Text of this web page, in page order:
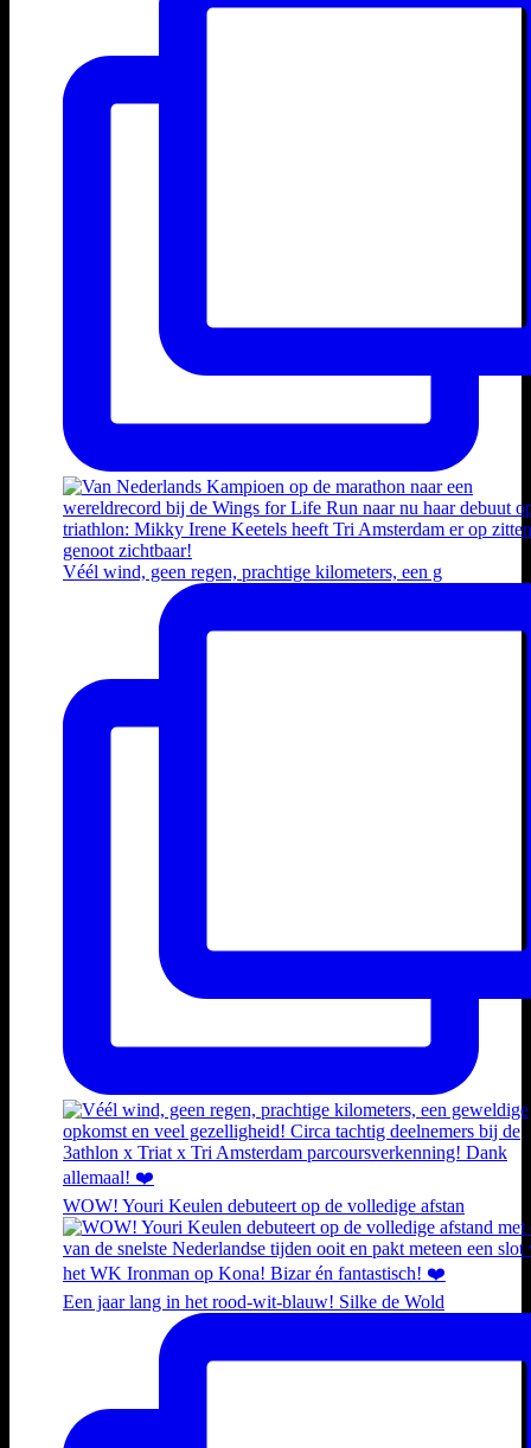
Véél wind, geen regen, prachtige kilometers, een g
WOW! Youri Keulen debuteert op de volledige afstan
Een jaar lang in het rood-wit-blauw! Silke de Wold